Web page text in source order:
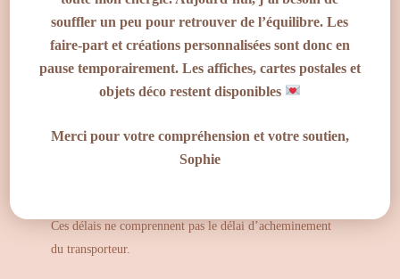
Sauf indication contraire, le délai moyen de fabrication
est dedix (10) à douze (12) jours ouvrésà compter :
de la réception de l’ensemble des éléments
du paiement intégral ;
et, lorsque celle-ci est prévue, de la validation de
Ces délais ne comprennent pas le délai d’acheminement
du transporteur.
souffler un peu pour retrouver de l’équilibre. Les
faire-part et créations personnalisées sont donc en
pause temporairement. Les affiches, cartes postales et
objets déco restent disponibles
Merci pour votre compréhension et votre soutien,
Sophie